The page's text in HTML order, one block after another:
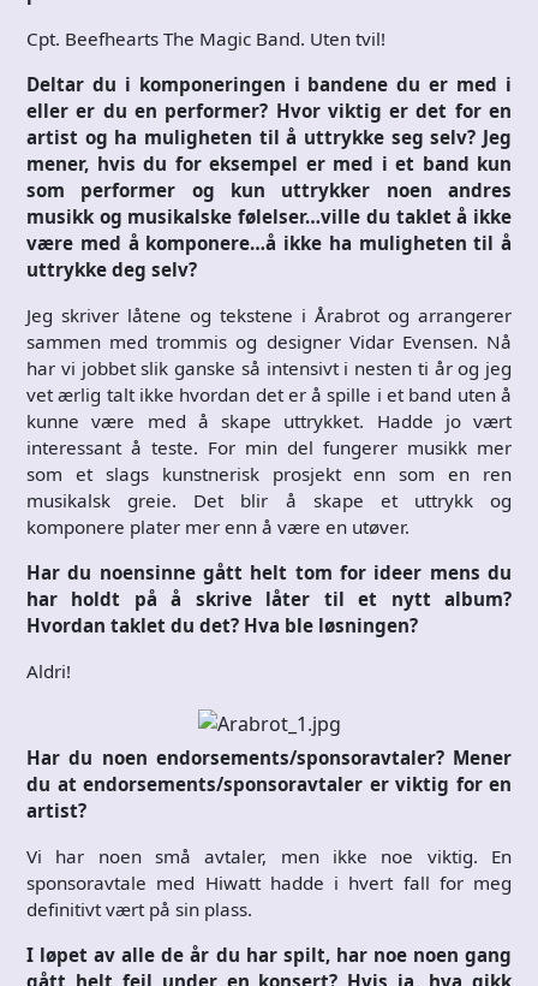
Cpt. Beefhearts The Magic Band. Uten tvil!
Deltar du i komponeringen i bandene du er med i
eller er du en performer? Hvor viktig er det for en
artist og ha muligheten til å uttrykke seg selv? Jeg
mener, hvis du for eksempel er med i et band kun
som performer og kun uttrykker noen andres
musikk og musikalske følelser…ville du taklet å ikke
være med å komponere…å ikke ha muligheten til å
uttrykke deg selv?
Jeg skriver låtene og tekstene i Årabrot og arrangerer
sammen med trommis og designer Vidar Evensen. Nå
har vi jobbet slik ganske så intensivt i nesten ti år og jeg
vet ærlig talt ikke hvordan det er å spille i et band uten å
kunne være med å skape uttrykket. Hadde jo vært
interessant å teste. For min del fungerer musikk mer
som et slags kunstnerisk prosjekt enn som en ren
musikalsk greie. Det blir å skape et uttrykk og
komponere plater mer enn å være en utøver.
Har du noensinne gått helt tom for ideer mens du
har holdt på å skrive låter til et nytt album?
Hvordan taklet du det? Hva ble løsningen?
Aldri!
Har du noen endorsements/sponsoravtaler? Mener
du at endorsements/sponsoravtaler er viktig for en
artist?
Vi har noen små avtaler, men ikke noe viktig. En
sponsoravtale med Hiwatt hadde i hvert fall for meg
definitivt vært på sin plass.
I løpet av alle de år du har spilt, har noe noen gang
gått helt feil under en konsert? Hvis ja, hva gikk